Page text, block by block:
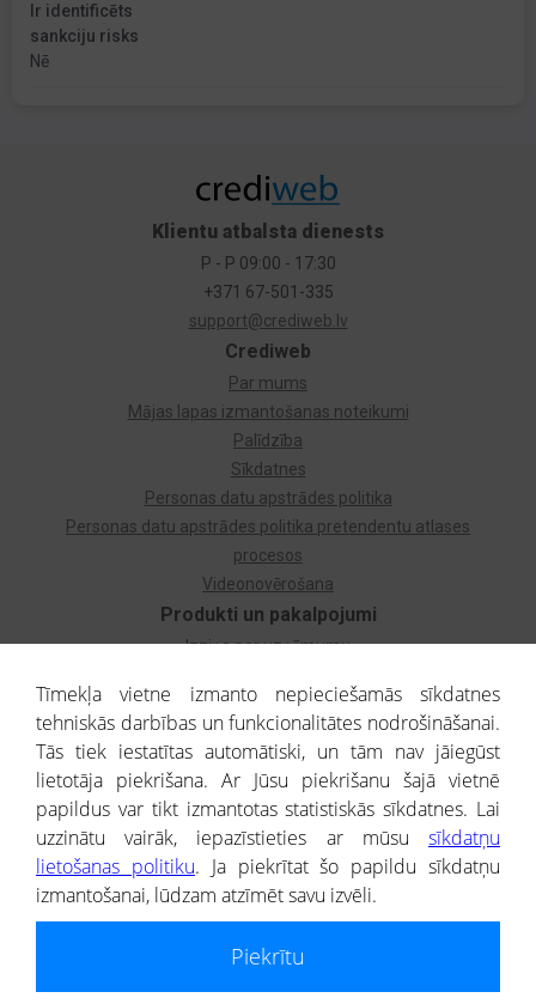
Ir identificēts
sankciju risks
Nē
Produkti un pakalpojumi
Izziņa par uzņēmumu
Dzimtas koks
Uzņēmumu atlase
Monitorings
Kredītizziņa par ārvalstu uzņēmumiem
Crediweb
Par mums
Mājas lapas izmantošanas noteikumi
Palīdzība
Sīkdatnes
Personas datu apstrādes politika
Personas datu apstrādes politika pretendentu atlases
procesos
Videonovērošana
Klientu atbalsta dienests
P - P 09:00 - 17:30
+371 67-501-335
support@crediweb.lv
® CREDITREFORM Latvija
SIA
Portāla ietvaros saņemtajai informācijai ir uzziņas raksturs, un tai nav
Tīmekļa vietne izmanto nepieciešamās sīkdatnes
tehniskās darbības un funkcionalitātes nodrošināšanai.
Tās tiek iestatītas automātiski, un tām nav jāiegūst
lietotāja piekrišana. Ar Jūsu piekrišanu šajā vietnē
papildus var tikt izmantotas statistiskās sīkdatnes. Lai
uzzinātu vairāk, iepazīstieties ar mūsu sīkdatņu
lietošanas politiku. Ja piekrītat šo papildu sīkdatņu
izmantošanai, lūdzam atzīmēt savu izvēli.
Piekrītu